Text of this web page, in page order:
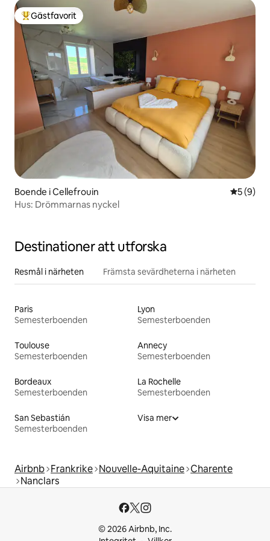
Populär gästfavorit
Gästfavorit
Boende i Cellefrouin 5 av 5 i
5 (9)
Hus: Drömmarnas nyckel
Destinationer att utforska
Resmål i närheten Främsta sevärdheterna i närheten
Paris
Semesterboenden
Lyon
Semesterboenden
Toulouse
Semesterboenden
Annecy
Semesterboenden
Bordeaux
Semesterboenden
La Rochelle
Semesterboenden
San Sebastián
Semesterboenden
Visa mer
Airbnb Frankrike Nouvelle-Aquitaine Charente
Nanclars
© 2026 Airbnb, Inc.